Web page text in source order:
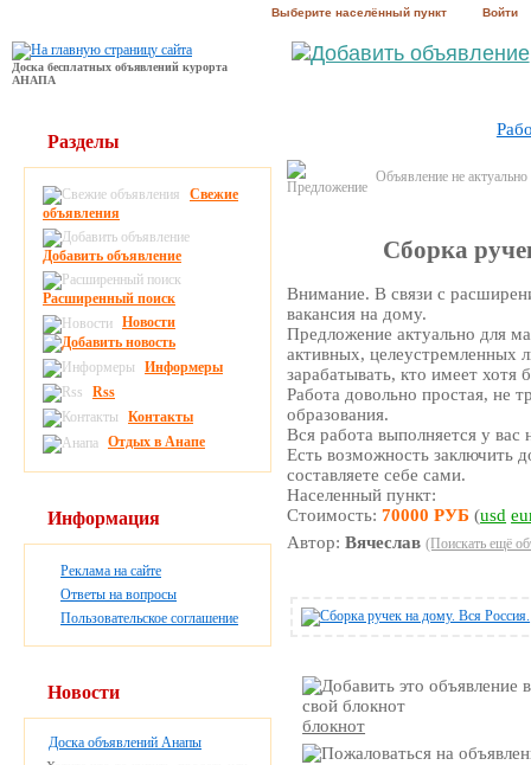
Выберите населённый пункт Войти
Доска бесплатных объявлений курорта
АНАПА
Объявление не
Сборка
Внимание. В связи с
вакансия на дому.
Предложение актуально для
активных,
зарабатывать, кто имеет хотя
Работа довольно простая, не
образования.
Вся работа выполняется у вас
Есть возможность заключить
составляете себе сами.
Населенный пункт:
Стоимость:70000 РУБ (usd
Автор:Вячеслав (Поискать ещё
блокнот
Разделы
Свежие
объявления
Добавить объявление
Расширенный поиск
Новости
Информеры
Rss
Контакты
Отдых в Анапе
Информация
Реклама на сайте
Ответы на вопросы
Пользовательское соглашение
Новости
Доска объявлений Анапы